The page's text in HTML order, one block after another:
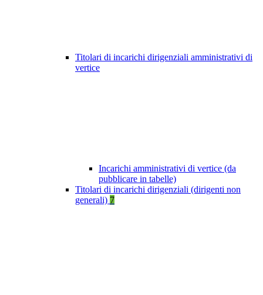
Titolari di incarichi dirigenziali amministrativi di
vertice
Incarichi amministrativi di vertice (da
pubblicare in tabelle)
Titolari di incarichi dirigenziali (dirigenti non
generali) 7